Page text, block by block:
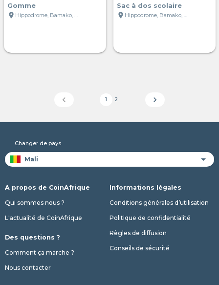
Gomme
location_on
Hippodrome, Bamako, Mali
Sac à dos scolaire
location_on
Hippodrome, Bamako, Mali
chevron_left 1 2 chevron_right
Changer de pays
A propos de CoinAfrique
Qui sommes nous ?
L'actualité de CoinAfrique
Des questions ?
Comment ça marche ?
Nous contacter
Informations légales
Conditions générales d’utilisation
Politique de confidentialité
Règles de diffusion
Conseils de sécurité